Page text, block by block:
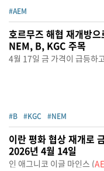
#AEM
호르무즈 해협 재개방
NEM, B, KGC 주목
4월 17일 금 가격이 급등하
촉발하고 금리 상승으로 이
고전했다. 수익을 창출하지
더 나은 성과를 보인다. 그
최악의 상황이 지나갔다는
있다. 뉴몬트(NEM), 배릭(B), 킨로스 골드(KGC) 등 주요 금
생산업체의 주가는 각각 3% 상승했다. 약세
가격은 미국 달러가 6주 만
#B #KGC #NEM
이란 평화 협상 재개로
2026년 4월 14일
인 애그니코 이글 마인스 (